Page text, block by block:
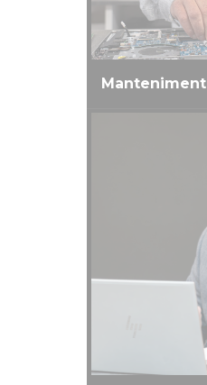
Manteniment